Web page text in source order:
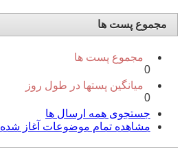
مجموع پست ها
مجموع پست ها
0
میانگین پستها در طول روز
0
جستجوی همه ارسال ها
مشاهده تمام موضوعات آغاز شده